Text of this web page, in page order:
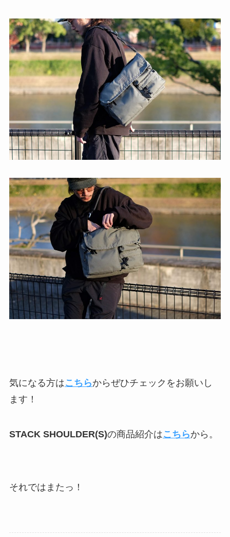
気になる方はこちらからぜひチェックをお願いし
ます！
STACK SHOULDER(S)の商品紹介はこちらから。
それではまたっ！